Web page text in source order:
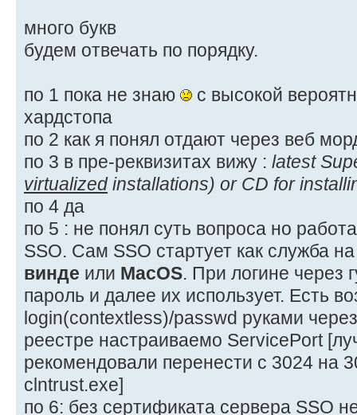
много букв
будем отвечать по порядку.
по 1 пока не знаю
с высокой
хардстопа
по 2 как я понял отдают через веб
по 3 в пре-реквизитах вижу : latest
virtualizedinstallations) or CD for
по 4 да
по 5 : не понял суть вопроса но
SSO. Сам SSO стартует как служба
винде или MacOS. При логине через
пароль и далее их использует. Есть
login(contextless)/passwd руками
реестре настраиваемо ServicePort
рекомендовали перенести с 3024 на
clntrust.exe]
по 6: без сертификата сервера SSO